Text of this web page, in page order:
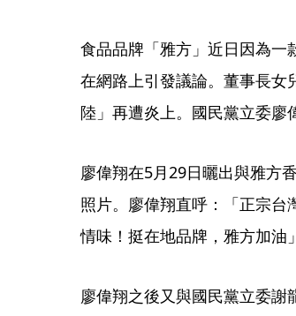
食品品牌「雅方」近日因為一
在網路上引發議論。董事長女
陸」再遭炎上。國民黨立委廖
廖偉翔在5月29日曬出與雅方
照片。廖偉翔直呼：「正宗台
情味！挺在地品牌，雅方加油
廖偉翔之後又與國民黨立委謝